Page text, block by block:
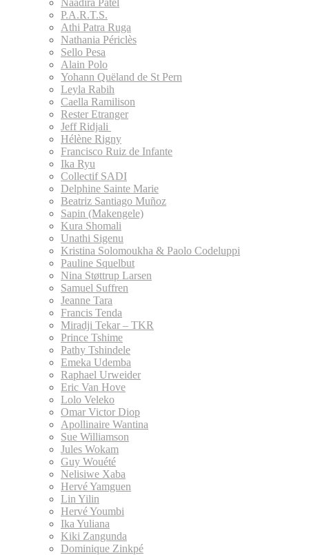
P.A.R.T.S.
Athi Patra Ruga
Nathania Périclès
Sello Pesa
Alain Polo
Yohann Quëland de St Pern
Leyla Rabih
Caella Ramilison
Rester Etranger
Jeff Ridjali
Hélène Rigny
Francisco Ruiz de Infante
Ika Ryu
Collectif SADI
Delphine Sainte Marie
Beatriz Santiago Muñoz
Sapin (Makengele)
Kura Shomali
Unathi Sigenu
Kristina Solomoukha & Paolo Codeluppi
Pauline Squelbut
Nina Støttrup Larsen
Samuel Suffren
Jeanne Tara
Francis Tenda
Miradji Tekar – TKR
Prince Tshime
Pathy Tshindele
Emeka Udemba
Raphael Urweider
Eric Van Hove
Lolo Veleko
Omar Victor Diop
Apollinaire Wantina
Sue Williamson
Jules Wokam
Guy Wouété
Nelisiwe Xaba
Hervé Yamguen
Lin Yilin
Hervé Youmbi
Ika Yuliana
Kiki Zangunda
Dominique Zinkpé